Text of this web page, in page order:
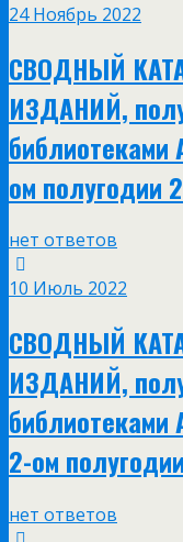
24 Ноябрь 2022
СВОДНЫЙ
ИЗДАНИЙ,
библиотеками
ом полугодии
нет ответов
10 Июль 2022
СВОДНЫЙ
ИЗДАНИЙ,
библиотеками
2-ом
нет ответов